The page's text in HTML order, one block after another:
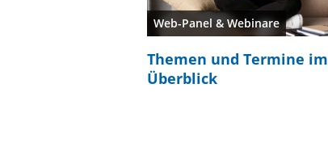
Web-Panel & Webinare
Themen und Termine im
Überblick